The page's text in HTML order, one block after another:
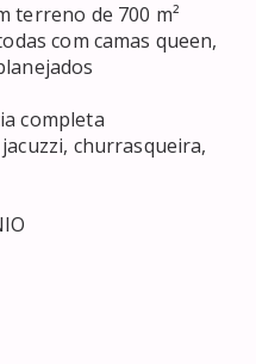
terreno de 700 m²
com camas queen,
completa
churrasqueira,